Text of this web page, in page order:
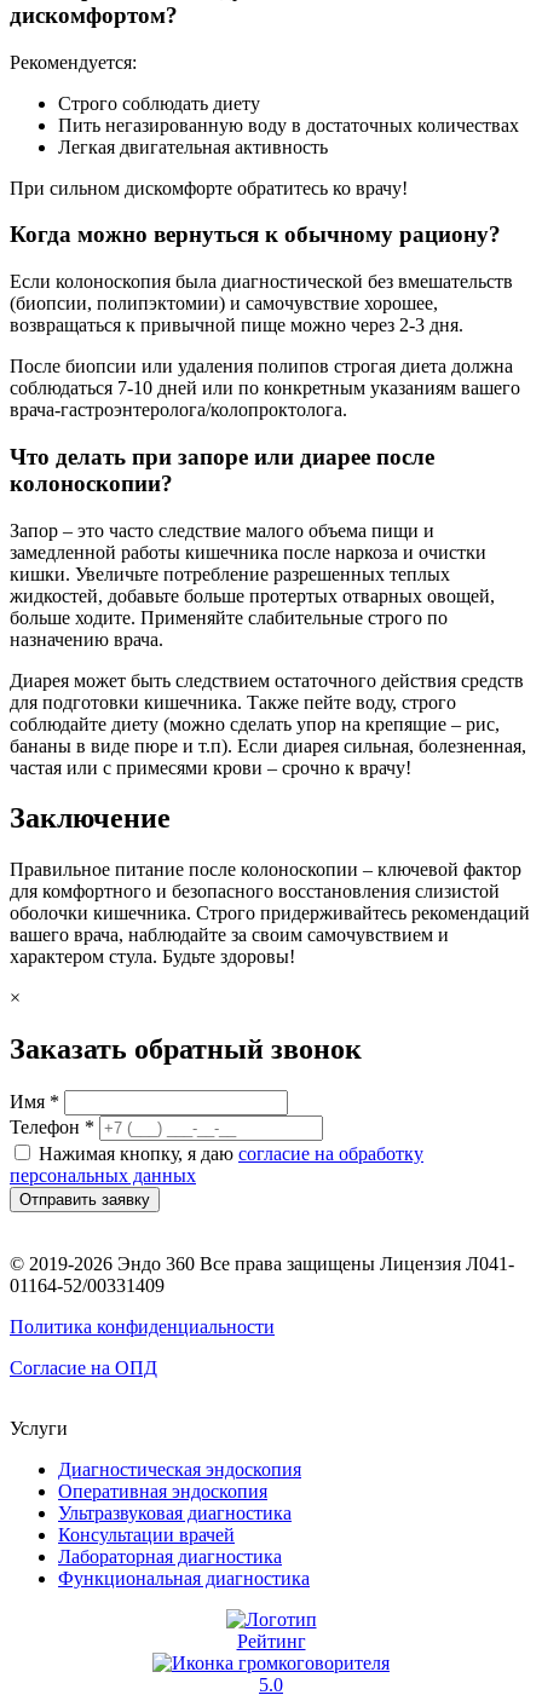
дискомфортом?
Рекомендуется:
Строго соблюдать диету
Пить негазированную воду в достаточных количествах
Легкая двигательная активность
При сильном дискомфорте обратитесь ко врачу!
Когда можно вернуться к обычному рациону?
Если колоноскопия была диагностической без вмешательств
(биопсии, полипэктомии) и самочувствие хорошее,
возвращаться к привычной пище можно через 2-3 дня.
После биопсии или удаления полипов строгая диета должна
соблюдаться 7-10 дней или по конкретным указаниям вашего
врача-гастроэнтеролога/колопроктолога.
Что делать при запоре или диарее после
колоноскопии?
Запор – это часто следствие малого объема пищи и
замедленной работы кишечника после наркоза и очистки
кишки. Увеличьте потребление разрешенных теплых
жидкостей, добавьте больше протертых отварных овощей,
больше ходите. Применяйте слабительные строго по
назначению врача.
Диарея может быть следствием остаточного действия средств
для подготовки кишечника. Также пейте воду, строго
соблюдайте диету (можно сделать упор на крепящие – рис,
бананы в виде пюре и т.п). Если диарея сильная, болезненная,
частая или с примесями крови – срочно к врачу!
Заключение
Правильное питание после колоноскопии – ключевой фактор
для комфортного и безопасного восстановления слизистой
оболочки кишечника. Строго придерживайтесь рекомендаций
вашего врача, наблюдайте за своим самочувствием и
характером стула. Будьте здоровы!
×
Заказать обратный звонок
Имя *
Телефон *
Нажимая кнопку, я даю согласие на обработку
персональных данных
Отправить заявку
© 2019-2026 Эндо 360 Все права защищены Лицензия Л041-
01164-52/00331409
Политика конфиденциальности
Согласие на ОПД
Услуги
Диагностическая эндоскопия
Оперативная эндоскопия
Ультразвуковая диагностика
Консультации врачей
Лабораторная диагностика
Функциональная диагностика
Рейтинг
5.0